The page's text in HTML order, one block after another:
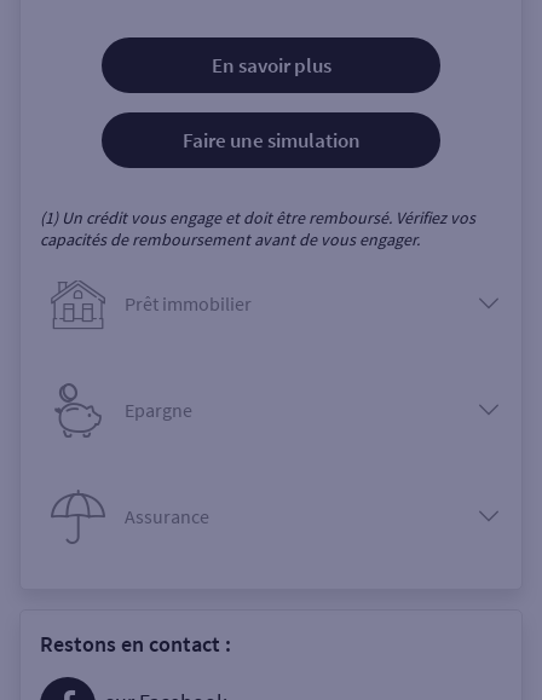
En savoir plus
Faire une simulation
(1) Un crédit vous engage et doit être remboursé. Vérifiez vos
capacités de remboursement avant de vous engager.
Prêt immobilier
Epargne
Assurance
Restons en contact :